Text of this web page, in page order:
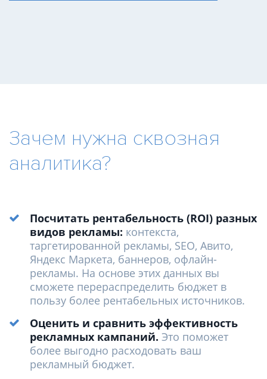
Зачем нужна сквозная
аналитика?
Посчитать рентабельность (ROI) разных
видов рекламы: контекста,
таргетированной рекламы, SEO, Авито,
Яндекс Маркета, баннеров, офлайн-
рекламы. На основе этих данных вы
сможете перераспределить бюджет в
пользу более рентабельных источников.
Оценить и сравнить эффективность
рекламных кампаний. Это поможет
более выгодно расходовать ваш
рекламный бюджет.